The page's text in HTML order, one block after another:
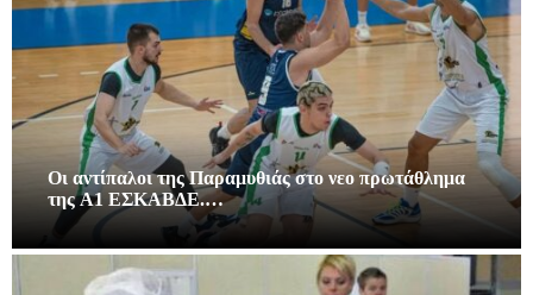
Οι αντίπαλοι της Παραμυθιάς στο νεο πρωτάθλημα
της A1 ΕΣΚΑΒΔΕ.…